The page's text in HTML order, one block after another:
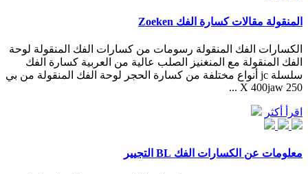
المنقولة مقالات كسارة الفك Zoeken
الكسارات الفك المنقولة رسومات من كسارات الفك المنقولة لوحة
الفك المنقولة مع المنغنيز الصلب عالية من العربية كسارة الفك
سلسلة jc أنواع مختلفة من كسارة الحجر لوحة الفك المنقولة من بي
250 X 400jaw ...
اقرأ أكثر
معلومات عن الكسارات الفك BL التجيير